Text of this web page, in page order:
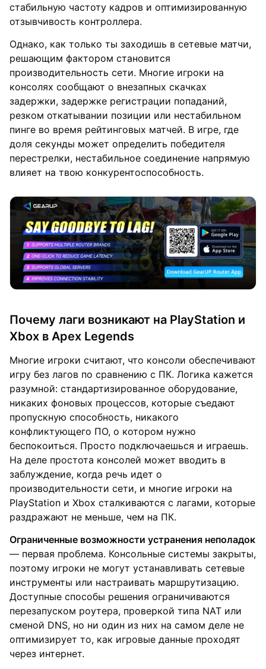
стабильную частоту кадров и оптимизированную
отзывчивость контроллера.
Однако, как только ты заходишь в сетевые матчи,
решающим фактором становится
производительность сети. Многие игроки на
консолях сообщают о внезапных скачках
задержки, задержке регистрации попаданий,
резком откатывании позиции или нестабильном
пинге во время рейтинговых матчей. В игре, где
доля секунды может определить победителя
перестрелки, нестабильное соединение напрямую
влияет на твою конкурентоспособность.
Почему лаги возникают на PlayStation и
Xbox в Apex Legends
Многие игроки считают, что консоли обеспечивают
игру без лагов по сравнению с ПК. Логика кажется
разумной: стандартизированное оборудование,
никаких фоновых процессов, которые съедают
пропускную способность, никакого
конфликтующего ПО, о котором нужно
беспокоиться. Просто подключаешься и играешь.
На деле простота консолей может вводить в
заблуждение, когда речь идет о
производительности сети, и многие игроки на
PlayStation и Xbox сталкиваются с лагами, которые
раздражают не меньше, чем на ПК.
Ограниченные возможности устранения неполадок
— первая проблема. Консольные системы закрыты,
поэтому игроки не могут устанавливать сетевые
инструменты или настраивать маршрутизацию.
Доступные способы решения ограничиваются
перезапуском роутера, проверкой типа NAT или
сменой DNS, но ни один из них на самом деле не
оптимизирует то, как игровые данные проходят
через интернет.